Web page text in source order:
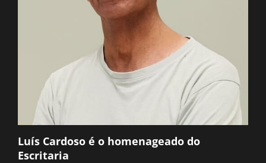
Luís Cardoso é o homenageado do
Escritaria